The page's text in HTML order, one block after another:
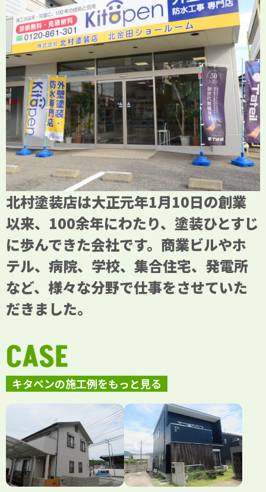
北村塗装店は大正元年1月10日の創業
以来、100余年にわたり、塗装ひとすじ
に歩んできた会社です。商業ビルやホ
テル、病院、学校、集合住宅、発電所
など、様々な分野で仕事をさせていた
だきました。
キタペンの施工例をもっと見る
CASE